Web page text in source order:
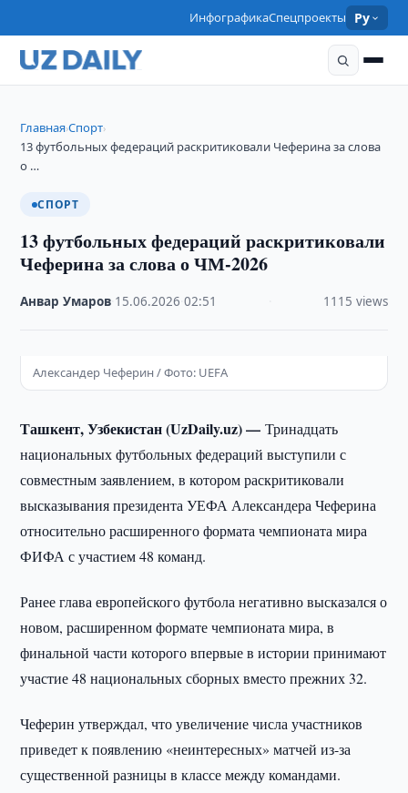
ИнфографикаСпецпроекты Ру
Главная›Спорт›
13 футбольных федераций раскритиковали Чеферина за слова
о …
СПОРТ
13 футбольных федераций раскритиковали
Чеферина за слова о ЧМ-2026
Анвар Умаров 15.06.2026 ·02:51 1115 views
Александер Чеферин / Фото: UEFA
Ташкент, Узбекистан (UzDaily.uz) —Тринадцать
национальных футбольных федераций выступили с
совместным заявлением, в котором раскритиковали
высказывания президента УЕФА Александера Чеферина
относительно расширенного формата чемпионата мира
ФИФА с участием 48 команд.
Ранее глава европейского футбола негативно высказался о
новом, расширенном формате чемпионата мира, в
финальной части которого впервые в истории принимают
участие 48 национальных сборных вместо прежних 32.
Чеферин утверждал, что увеличение числа участников
приведет к появлению «неинтересных» матчей из-за
существенной разницы в классе между командами.